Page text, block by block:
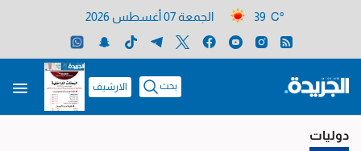
39 C° الجمعة 07 أغسطس 2026
بحث الارشيف
دوليات